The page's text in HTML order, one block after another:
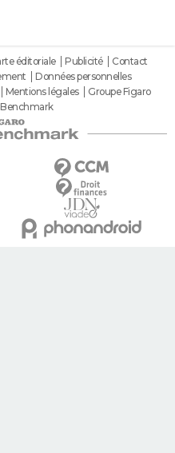
éditoriale Publicité
Contact
Données personnelles
Mentions légales
Groupe Figaro